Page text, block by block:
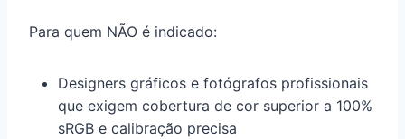
Para quem NÃO é indicado:
Designers gráficos e fotógrafos profissionais
que exigem cobertura de cor superior a 100%
sRGB e calibração precisa